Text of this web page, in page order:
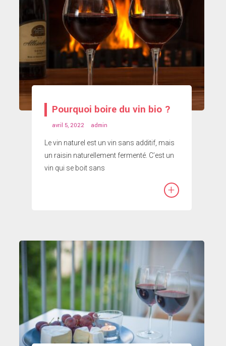
Pourquoi boire du vin bio ?
avril 5, 2022 admin
Le vin naturel est un vin sans additif, mais
un raisin naturellement fermenté. C’est un
vin qui se boit sans
+